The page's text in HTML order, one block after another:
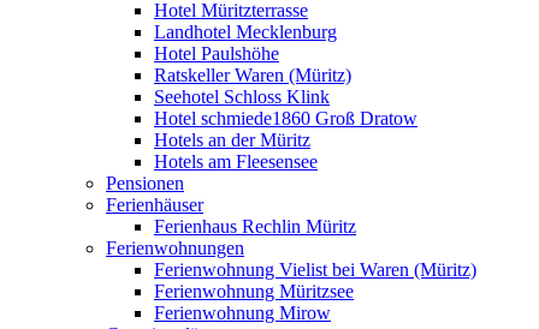
Hotel Müritzterrasse
Landhotel Mecklenburg
Hotel Paulshöhe
Ratskeller Waren (Müritz)
Seehotel Schloss Klink
Hotel schmiede1860 Groß Dratow
Hotels an der Müritz
Hotels am Fleesensee
Pensionen
Ferienhäuser
Ferienhaus Rechlin Müritz
Ferienwohnungen
Ferienwohnung Vielist bei Waren (Müritz)
Ferienwohnung Müritzsee
Ferienwohnung Mirow